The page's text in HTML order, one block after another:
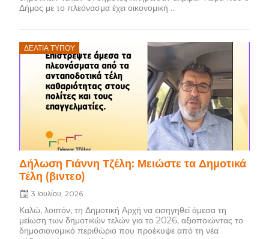
Δήμος με το πλεόνασμα έχει οικονομική ...
ΔΕΛΤΊΑ ΤΎΠΟΥ
Δήλωση Γιάννη Τζέλη: Μειώστε τα Δημοτικά
Τέλη (βιντεο)
Posted
3 Ιουλίου, 2026
Καλώ, λοιπόν, τη Δημοτική Αρχή να εισηγηθεί άμεσα τη
μείωση των δημοτικών τελών για το 2026, αξιοποιώντας το
δημοσιονομικό περιθώριο που προέκυψε από τη νέα